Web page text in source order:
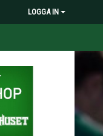
LOGGA IN